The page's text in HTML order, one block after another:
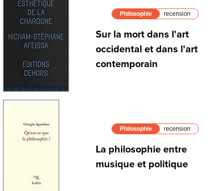
Philosophie recension
Sur la mort dans l'art
occidental et dans l'art
contemporain
Philosophie recension
La philosophie entre
musique et politique